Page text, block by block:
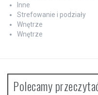
Inne
Strefowanie i podziały
Wnętrze
Wnętrze
Polecamy